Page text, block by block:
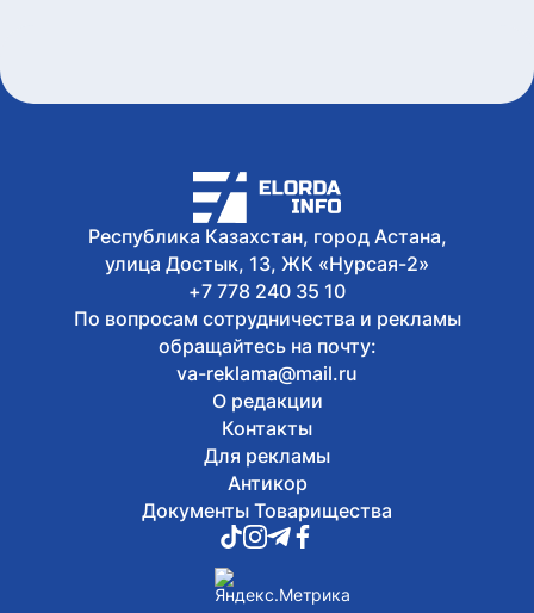
Республика Казахстан, город Астана,
улица Достык, 13, ЖК «Нурсая-2»
+7 778 240 35 10
По вопросам сотрудничества и рекламы
обращайтесь на почту:
va-reklama@mail.ru
О редакции
Контакты
Для рекламы
Антикор
Документы Товарищества